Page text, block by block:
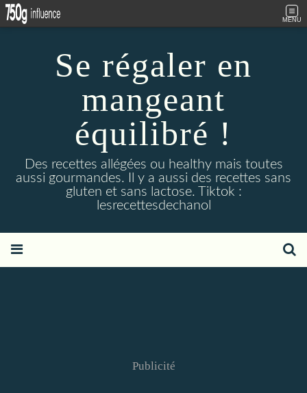
MENU
Se régaler en
mangeant
équilibré !
Des recettes allégées ou healthy mais toutes
aussi gourmandes. Il y a aussi des recettes sans
gluten et sans lactose. Tiktok :
lesrecettesdechanol
Publicité